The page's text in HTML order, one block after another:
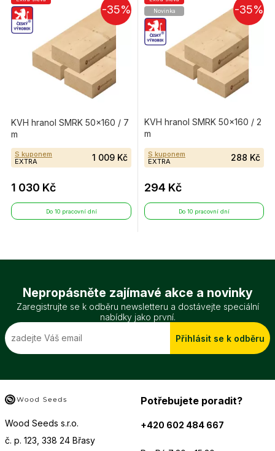
-35%
KVH hranol SMRK 50×160 / 7
m
S kuponem
EXTRA
1 009 Kč
1 030 Kč
Do 10 pracovní dní
-35%
Novinka
KVH hranol SMRK 50×160 / 2
m
S kuponem
EXTRA
288 Kč
294 Kč
Do 10 pracovní dní
Nepropásněte zajímavé akce a novinky
Zaregistrujte se k odběru newsletteru a dostávejte speciální
nabídky jako první.
Přihlásit se k odběru
Wood Seeds s.r.o.
č. p. 123, 338 24 Břasy
Potřebujete poradit?
+420 602 484 667